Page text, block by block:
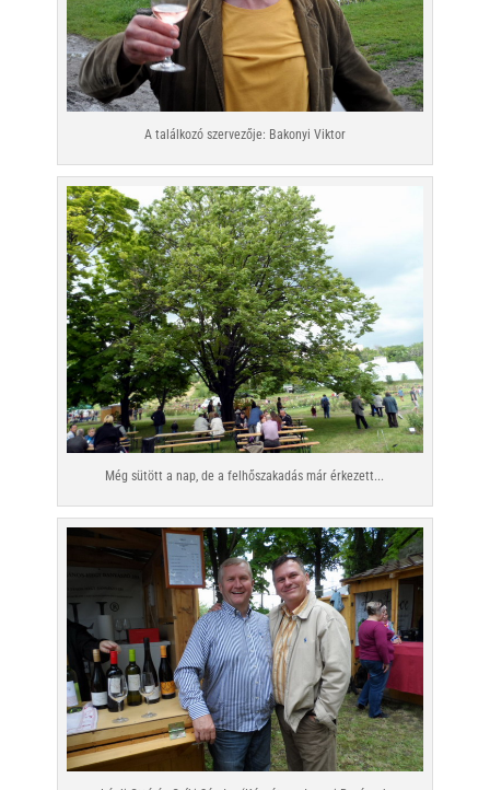
A találkozó szervezője: Bakonyi Viktor
Még sütött a nap, de a felhőszakadás már érkezett...